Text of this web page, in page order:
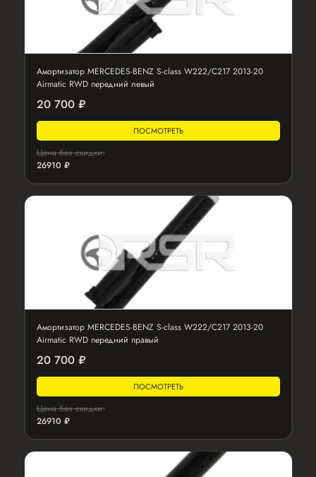
Амортизатор MERCEDES-BENZ S-class W222/C217 2013-20
Airmatic RWD передний левый
20 700 ₽
ПОСМОТРЕТЬ
Цена без скидки:
26910 ₽
Амортизатор MERCEDES-BENZ S-class W222/C217 2013-20
Airmatic RWD передний правый
20 700 ₽
ПОСМОТРЕТЬ
Цена без скидки:
26910 ₽